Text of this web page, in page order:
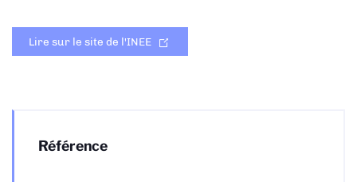
Lire sur le site de l'INEE
Référence